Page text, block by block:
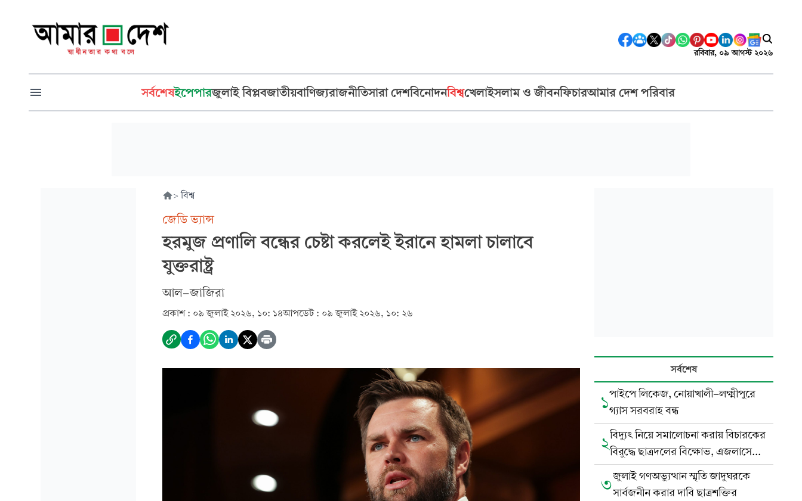
রবিবার, ০৯ আগস্ট ২০২৬
সর্বশেষইপেপারজুলাই বিপ্লবজাতীয়বাণিজ্যরাজনীতিসারা দেশবিনোদনবিশ্বখেলাইসলাম ও জীবনফিচারআমার দেশ পরিবার
> বিশ্ব
জেডি ভ্যান্স
হরমুজ প্রণালি বন্ধের চেষ্টা করলেই ইরানে হামলা চালাবে
যুক্তরাষ্ট্র
আল-জাজিরা
প্রকাশ : ০৯ জুলাই ২০২৬, ১০: ১৪আপডেট : ০৯ জুলাই ২০২৬, ১০: ২৬
সর্বশেষ
১পাইপে লিকেজ, নোয়াখালী-লক্ষ্মীপুরে
গ্যাস সরবরাহ বন্ধ
২বিদ্যুৎ নিয়ে সমালোচনা করায় বিচারকের
বিরুদ্ধে ছাত্রদলের বিক্ষোভ, এজলাসে
ভাঙচুর
৩জুলাই গণঅভ্যুত্থান স্মৃতি জাদুঘরকে
সার্বজনীন করার দাবি ছাত্রশক্তির